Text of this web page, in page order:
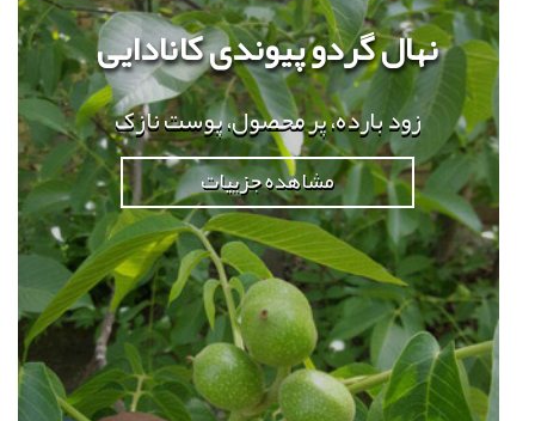
نهال گردو پیوندی کانادایی
زود بارده، پر محصول، پوست نازک
مشاهده جزییات